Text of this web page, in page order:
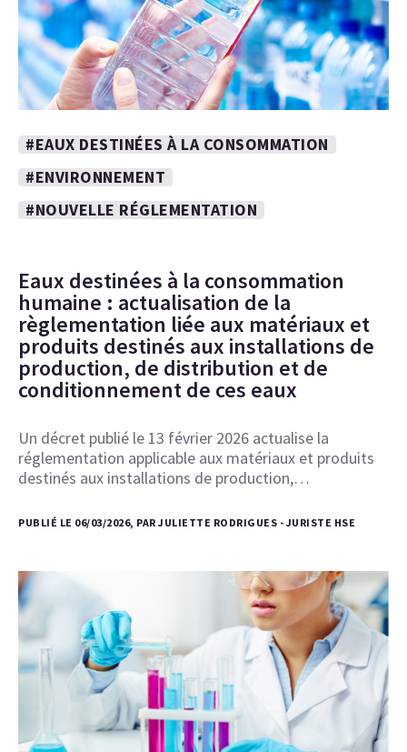
#EAUX DESTINÉES À LA CONSOMMATION
#ENVIRONNEMENT
#NOUVELLE RÉGLEMENTATION
Eaux destinées à la consommation
humaine : actualisation de la
règlementation liée aux matériaux et
produits destinés aux installations de
production, de distribution et de
conditionnement de ces eaux
Un décret publié le 13 février 2026 actualise la
réglementation applicable aux matériaux et produits
destinés aux installations de production,…
PUBLIÉ LE 06/03/2026, PAR JULIETTE RODRIGUES - JURISTE HSE